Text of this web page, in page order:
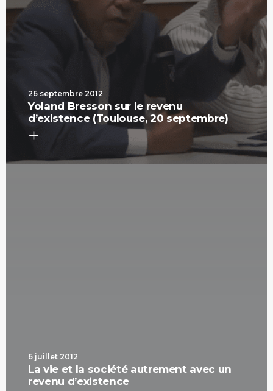
26 septembre 2012
Yoland Bresson sur le revenu
d’existence (Toulouse, 20 septembre)
6 juillet 2012
La vie et la société autrement avec un
revenu d’existence